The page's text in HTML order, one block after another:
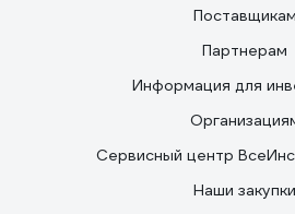
Поставщикам
Партнерам
Информация для
Сервисный центр
Наши закупки